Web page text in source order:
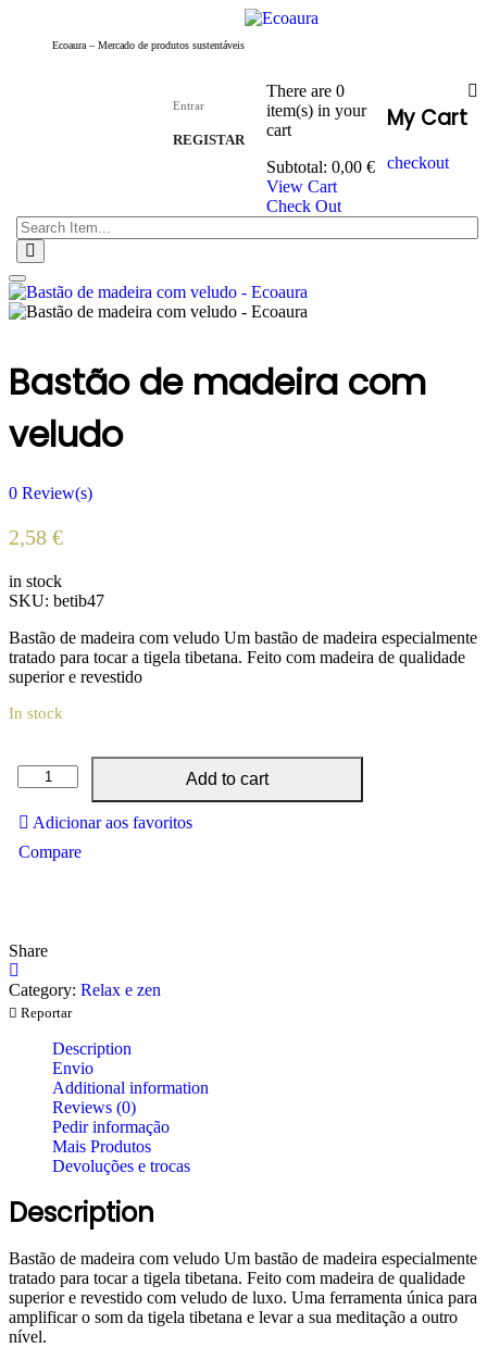
Ecoaura – Mercado de produtos sustentáveis
Entrar
REGISTAR
My Cart
checkout
There are 0
item(s) in your
cart
Subtotal: 0,00 €
View Cart
Check Out
Toggle
navigation
Bastão de madeira com
veludo
0 Review(s)
2,58 €
in stock
SKU: betib47
Bastão de madeira com veludo Um bastão de madeira especialmente
tratado para tocar a tigela tibetana. Feito com madeira de qualidade
superior e revestido
In stock
Bastão
de
madeira
com
veludo
Add to cart
Adicionar aos favoritos
Compare
Share
Category: Relax e zen
Reportar
Description
Envio
Additional information
Reviews (0)
Pedir informação
Mais Produtos
Devoluções e trocas
Description
Bastão de madeira com veludo Um bastão de madeira especialmente
tratado para tocar a tigela tibetana. Feito com madeira de qualidade
superior e revestido com veludo de luxo. Uma ferramenta única para
amplificar o som da tigela tibetana e levar a sua meditação a outro
nível.